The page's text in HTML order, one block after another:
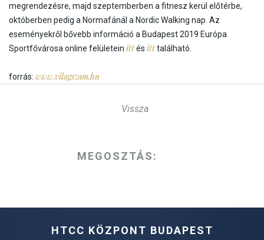
megrendezésre, majd szeptemberben a fitnesz kerül előtérbe,
októberben pedig a Normafánál a Nordic Walking nap. Az
eseményekről bővebb információ a Budapest 2019 Európa
Sportfővárosa online felületein ittés itttalálható.
forrás: www.vilagszam.hu
Vissza
MEGOSZTÁS:
HTCC KÖZPONT BUDAPEST